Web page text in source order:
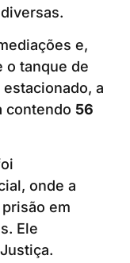
e,
o tanque de
a
contendo 56
onde a
em
Ele